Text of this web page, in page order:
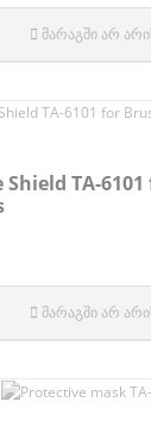
მარაგში არ
Shield TA-
მარაგში არ